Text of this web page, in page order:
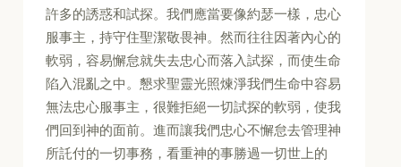
許多的誘惑和試探。我們應當要像約瑟一樣，忠心
服事主，持守住聖潔敬畏神。然而往往因著內心的
軟弱，容易懈怠就失去忠心而落入試探，而使生命
陷入混亂之中。懇求聖靈光照煉淨我們生命中容易
無法忠心服事主，很難拒絕一切試探的軟弱，使我
們回到神的面前。進而讓我們忠心不懈怠去管理神
所託付的一切事務，看重神的事勝過一切世上的